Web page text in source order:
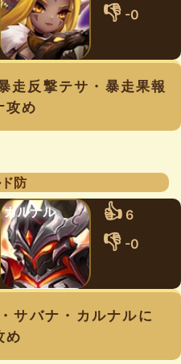
👎 -0
反撃テサ・暴走果報
攻め
防
カルナル 👍 6
👎 -0
サバナ・カルナルに
め